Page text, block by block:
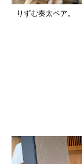
りずむ奏太ペア。